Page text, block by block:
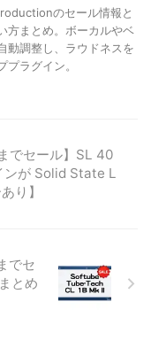
のセール情報と
方まとめ。ボーカルやベ
動調整し、ラウドネスを
ラグイン。
でセール】SL 40
ンが Solid State L
り】
でセ
とめ